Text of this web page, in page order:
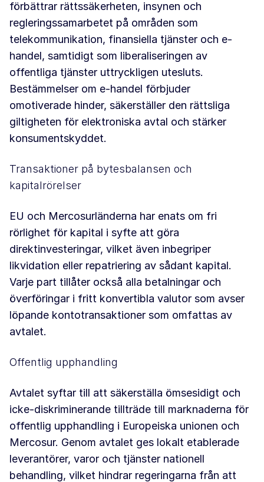
förbättrar rättssäkerheten, insynen och
regleringssamarbetet på områden som
telekommunikation, finansiella tjänster och e-
handel, samtidigt som liberaliseringen av
offentliga tjänster uttryckligen utesluts.
Bestämmelser om e-handel förbjuder
omotiverade hinder, säkerställer den rättsliga
giltigheten för elektroniska avtal och stärker
konsumentskyddet.
Transaktioner på bytesbalansen och
kapitalrörelser
EU och Mercosurländerna har enats om fri
rörlighet för kapital i syfte att göra
direktinvesteringar, vilket även inbegriper
likvidation eller repatriering av sådant kapital.
Varje part tillåter också alla betalningar och
överföringar i fritt konvertibla valutor som avser
löpande kontotransaktioner som omfattas av
avtalet.
Offentlig upphandling
Avtalet syftar till att säkerställa ömsesidigt och
icke-diskriminerande tillträde till marknaderna för
offentlig upphandling i Europeiska unionen och
Mercosur. Genom avtalet ges lokalt etablerade
leverantörer, varor och tjänster nationell
behandling, vilket hindrar regeringarna från att